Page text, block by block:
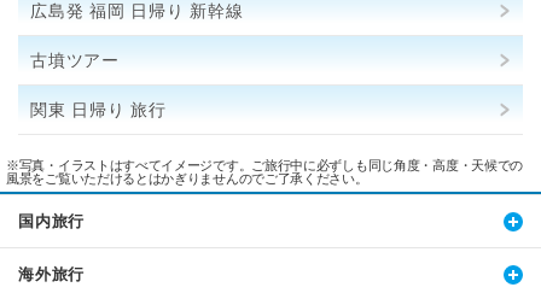
広島発 福岡 日帰り 新幹線
古墳ツアー
関東 日帰り 旅行
※写真・イラストはすべてイメージです。ご旅行中に必ずしも同じ角度・高度・天候での
風景をご覧いただけるとはかぎりませんのでご了承ください。
国内旅行
海外旅行